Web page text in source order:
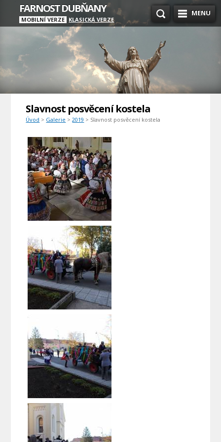
MENU
FARNOST DUBŇANY
MOBILNÍ VERZE KLASICKÁ VERZE
Slavnost posvěcení kostela
Úvod > Galerie >2019 > Slavnost posvěcení kostela